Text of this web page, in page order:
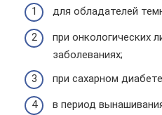
для обладателей
при онкологических
заболеваниях;
при сахарном
в период